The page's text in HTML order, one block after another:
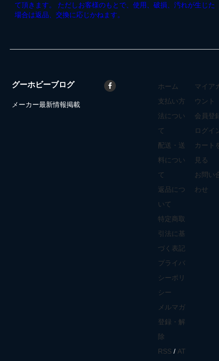
て頂きます。 ただしお客様のもとで、使用、破損、汚れが生じた
場合は返品、交換に応じかねます。
グーホビーブログ
メーカー最新情報掲載
ホーム
支払い方
法につい
て
配送・送
料につい
て
返品につ
いて
特定商取
引法に基
づく表記
プライバ
シーポリ
シー
メルマガ
登録・解
除
RSS / AT
マイア
ウント
会員登
ログイ
カート
見る
お問い
わせ